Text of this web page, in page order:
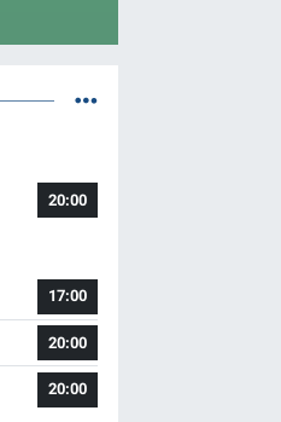
20:00
17:00
20:00
20:00